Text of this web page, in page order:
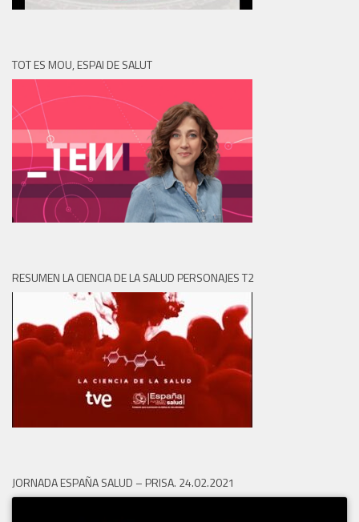
TOT ES MOU, ESPAI DE SALUT
RESUMEN LA CIENCIA DE LA SALUD PERSONAJES T2
JORNADA ESPAÑA SALUD – PRISA. 24.02.2021